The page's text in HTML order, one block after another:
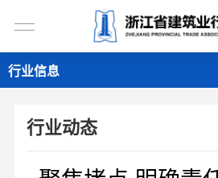
行业信息
行业动态